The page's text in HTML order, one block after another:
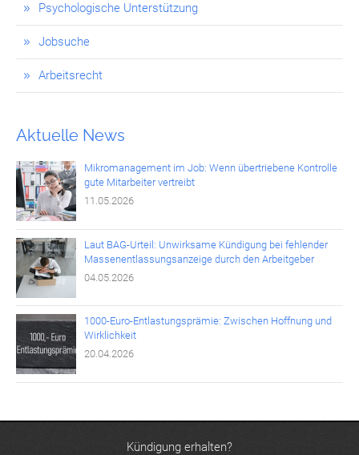
Psychologische Unterstützung
Jobsuche
Arbeitsrecht
Aktuelle News
Mikromanagement im Job: Wenn übertriebene Kontrolle
gute Mitarbeiter vertreibt
11.05.2026
Laut BAG-Urteil: Unwirksame Kündigung bei fehlender
Massenentlassungsanzeige durch den Arbeitgeber
04.05.2026
1000-Euro-Entlastungsprämie: Zwischen Hoffnung und
Wirklichkeit
20.04.2026
Kündigung erhalten?